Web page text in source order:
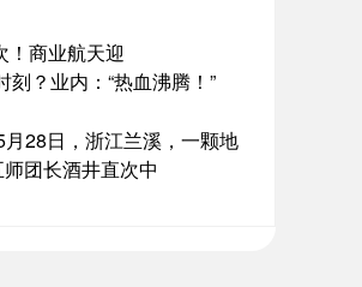
！商业航天迎
刻？业内：“热血沸腾！”
28日，浙江兰溪，一颗地
团长酒井直次中